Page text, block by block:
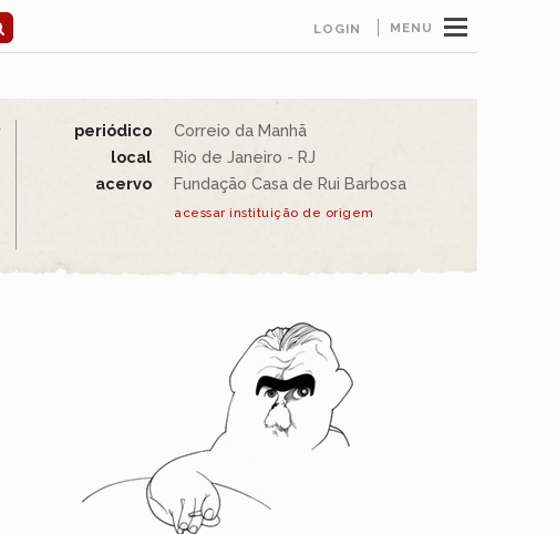
MENU
LOGIN
periódico
Correio da Manhã
local
Rio de Janeiro - RJ
acervo
Fundação Casa de Rui Barbosa
acessar instituição de origem